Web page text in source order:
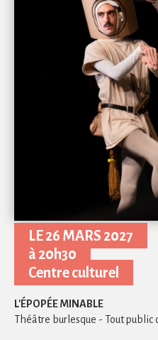
LE 26 MARS 2027
à 20h30
Centre culturel
L'ÉPOPÉE MINABLE
Théâtre burlesque - Tout public